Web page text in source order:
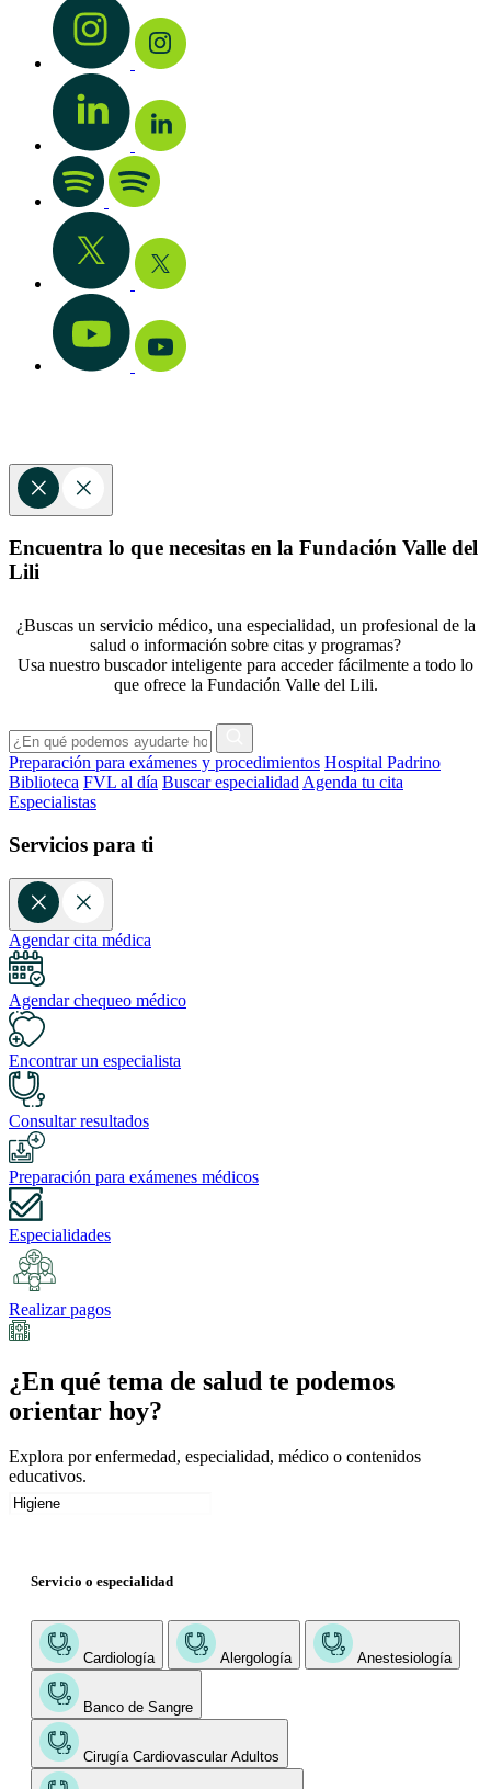
Encuentra lo que necesitas en la Fundación Valle del
Lili
¿Buscas un servicio médico, una especialidad, un profesional de la
salud o información sobre citas y programas?
Usa nuestro buscador inteligente para acceder fácilmente a todo lo
que ofrece la Fundación Valle del Lili.
Preparación para exámenes y procedimientos Hospital Padrino
Biblioteca FVL al día Buscar especialidad Agenda tu cita
Especialistas
Servicios para ti
Agendar cita médica
Agendar chequeo médico
Encontrar un especialista
Consultar resultados
Preparación para exámenes médicos
Especialidades
Realizar pagos
¿En qué tema de salud te podemos
orientar hoy?
Explora por enfermedad, especialidad, médico o contenidos
educativos.
Servicio o especialidad
Cardiología Alergología Anestesiología
Banco de Sangre
Cirugía Cardiovascular Adultos